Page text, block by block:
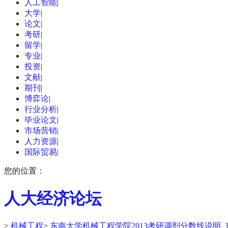
人工智能|
大学|
论文|
考研|
留学|
专业|
投资|
文献|
期刊 |
博弈论|
行业分析|
毕业论文|
市场营销|
人力资源|
国际贸易|
您的位置：
人大经济论坛
> 机械工程> 东南大学机械工程学院2013考研调剂分数线说明_